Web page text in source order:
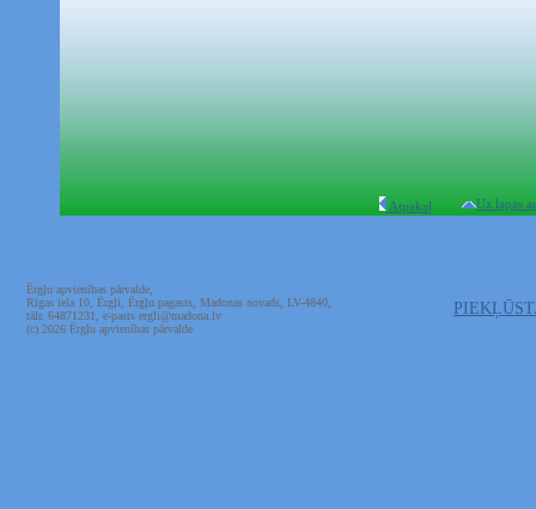
Atpakaļ Uz lapas
Ērgļu apvienības pārvalde,
Rīgas iela 10, Ērgļi, Ērgļu pagasts, Madonas novads, LV-4840,
tālr. 64871231, e-pasts ergli@madona.lv
(c) 2026 Ērgļu apvienības pārvalde